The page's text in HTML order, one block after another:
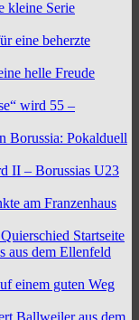
kleine Serie
eine beherzte
helle Freude
wird 55 –
Borussia: Pokalduell
II – Borussias U23
am Franzenhaus
Startseite
aus dem Ellenfeld
einem guten Weg
Ballweiler aus dem